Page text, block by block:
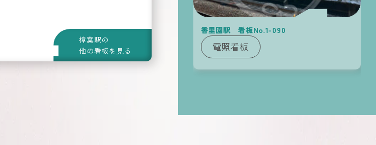
京阪の他の 広告
KEIHAN Media
樟葉駅の
他の看板を見る
香里園駅 看板No.1-090
電照看板